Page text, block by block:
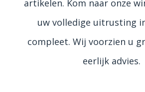
artikelen. Kom naar onze
uw volledige uitrusting
compleet. Wij voorzien u
eerlijk advies.